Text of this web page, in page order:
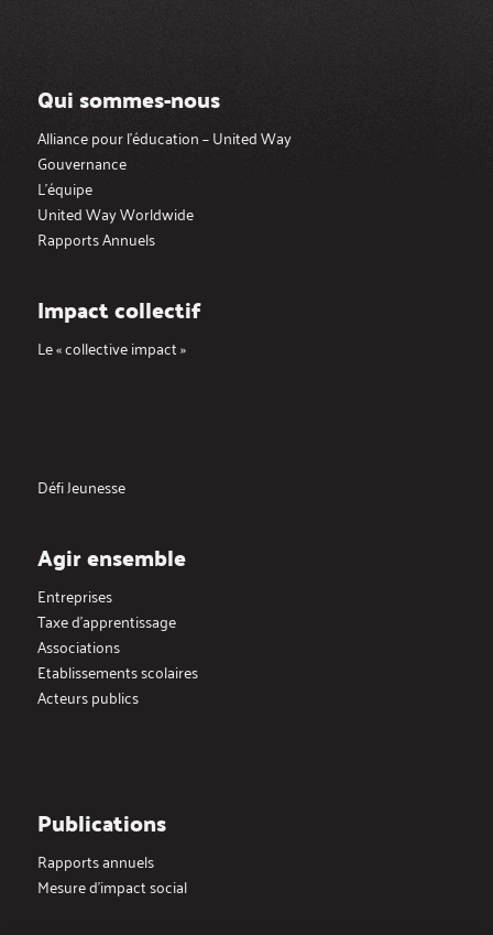
Qui sommes-nous
Alliance pour l’éducation – United Way
Gouvernance
L’équipe
United Way Worldwide
Rapports Annuels
Impact collectif
Le « collective impact »
Défi Jeunesse
Agir ensemble
Entreprises
Taxe d’apprentissage
Associations
Etablissements scolaires
Acteurs publics
Publications
Rapports annuels
Mesure d’impact social